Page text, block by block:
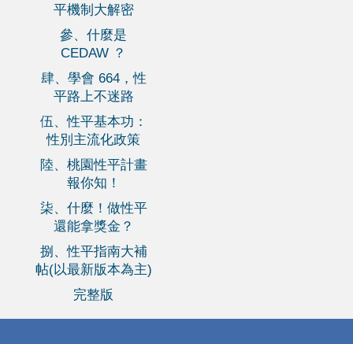
平機制大解密
參、什麼是
CEDAW ？
肆、學會 664，性
平路上不迷路
伍、性平基本功：
性別主流化政策
陸、桃園性平計畫
報你知！
柒、什麼！做性平
還能拿獎金？
捌、性平指南大補
帖(以最新版本為主)
完整版